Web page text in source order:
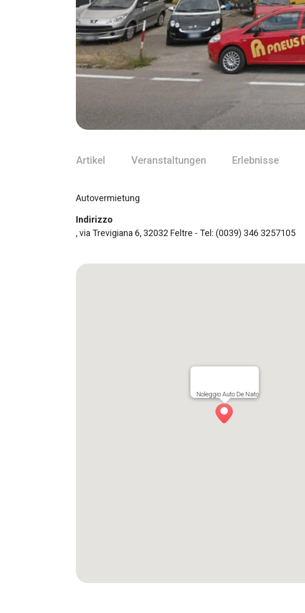
Artikel Veranstaltungen Erlebnisse
Autovermietung
Indirizzo
, via Trevigiana 6, 32032 Feltre - Tel: (0039) 346 3257105
Noleggio Auto De Nato